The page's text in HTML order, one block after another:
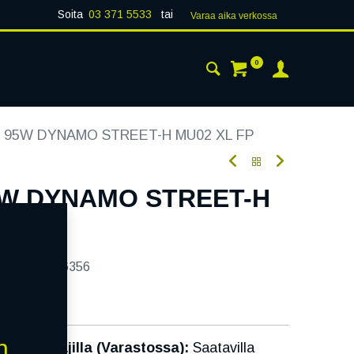
Soita 03 371 5533 tai Varaa aika verk​​​​ossa
0
DYNAMO STREET-H MU02 XL FP
DYNAMO STREET-H
236356
Toimittajilla (Varastossa): Saatavilla